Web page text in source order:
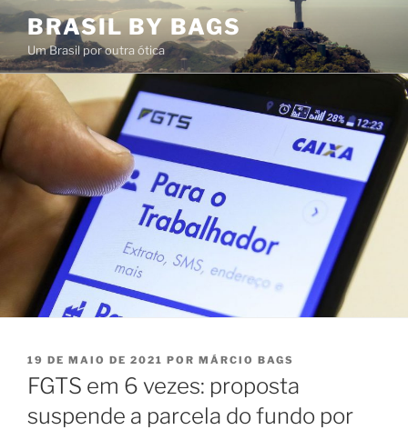
Pular
para
o
conteúdo
BRASIL BY BAGS
Um Brasil por outra ótica
PUBLICADO
EM
19 DE MAIO DE 2021 POR MÁRCIO BAGS
FGTS em 6 vezes: proposta
suspende a parcela do fundo por